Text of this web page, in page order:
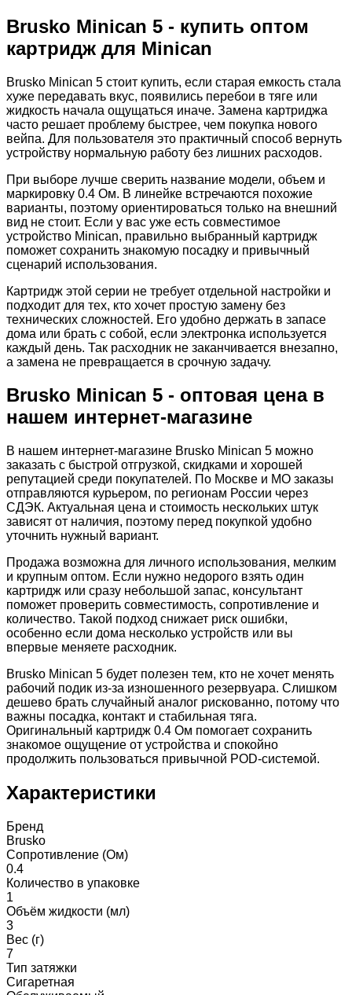
Brusko Minican 5 - купить оптом
картридж для Minican
Brusko Minican 5 стоит купить, если старая емкость стала
хуже передавать вкус, появились перебои в тяге или
жидкость начала ощущаться иначе. Замена картриджа
часто решает проблему быстрее, чем покупка нового
вейпа. Для пользователя это практичный способ вернуть
устройству нормальную работу без лишних расходов.
При выборе лучше сверить название модели, объем и
маркировку 0.4 Ом. В линейке встречаются похожие
варианты, поэтому ориентироваться только на внешний
вид не стоит. Если у вас уже есть совместимое
устройство Minican, правильно выбранный картридж
поможет сохранить знакомую посадку и привычный
сценарий использования.
Картридж этой серии не требует отдельной настройки и
подходит для тех, кто хочет простую замену без
технических сложностей. Его удобно держать в запасе
дома или брать с собой, если электронка используется
каждый день. Так расходник не заканчивается внезапно,
а замена не превращается в срочную задачу.
Brusko Minican 5 - оптовая цена в
нашем интернет-магазине
В нашем интернет-магазине Brusko Minican 5 можно
заказать с быстрой отгрузкой, скидками и хорошей
репутацией среди покупателей. По Москве и МО заказы
отправляются курьером, по регионам России через
СДЭК. Актуальная цена и стоимость нескольких штук
зависят от наличия, поэтому перед покупкой удобно
уточнить нужный вариант.
Продажа возможна для личного использования, мелким
и крупным оптом. Если нужно недорого взять один
картридж или сразу небольшой запас, консультант
поможет проверить совместимость, сопротивление и
количество. Такой подход снижает риск ошибки,
особенно если дома несколько устройств или вы
впервые меняете расходник.
Brusko Minican 5 будет полезен тем, кто не хочет менять
рабочий подик из-за изношенного резервуара. Слишком
дешево брать случайный аналог рискованно, потому что
важны посадка, контакт и стабильная тяга.
Оригинальный картридж 0.4 Ом помогает сохранить
знакомое ощущение от устройства и спокойно
продолжить пользоваться привычной POD-системой.
Характеристики
Бренд
Brusko
Сопротивление (Ом)
0.4
Количество в упаковке
1
Объём жидкости (мл)
3
Вес (г)
7
Тип затяжки
Сигаретная